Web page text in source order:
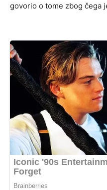
govorio o tome zbog čega